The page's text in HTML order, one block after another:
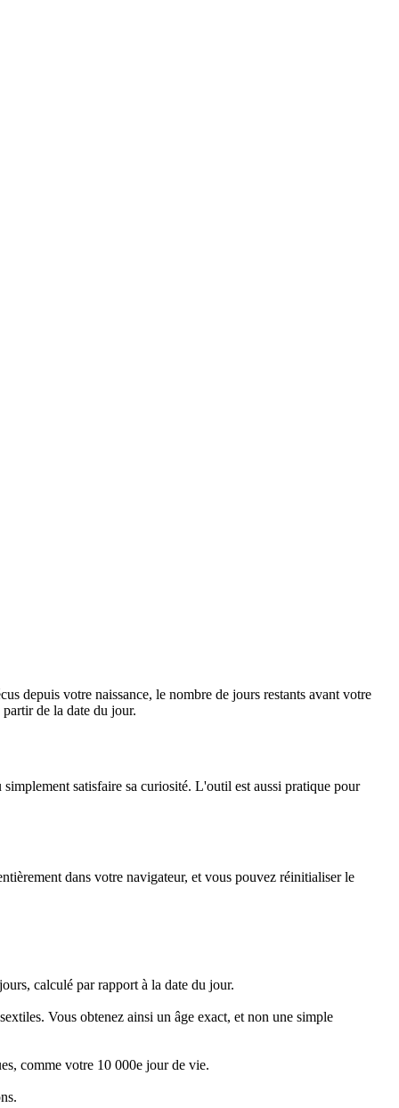
depuis votre naissance, le nombre de jours restants avant votre
de la date du jour.
satisfaire sa curiosité. L'outil est aussi pratique pour
dans votre navigateur, et vous pouvez réinitialiser le
calculé par rapport à la date du jour.
Vous obtenez ainsi un âge exact, et non une simple
comme votre 10 000e jour de vie.